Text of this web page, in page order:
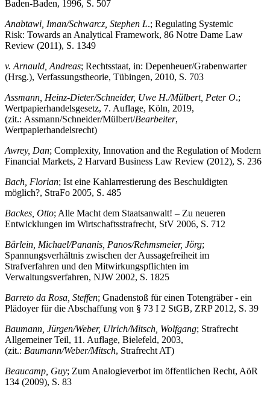
Baden-Baden, 1996, S. 507
Anabtawi, Iman/Schwarcz, Stephen L.; Regulating Systemic
Risk: Towards an Analytical Framework, 86 Notre Dame Law
Review (2011), S. 1349
v. Arnauld, Andreas; Rechtsstaat, in: Depenheuer/Grabenwarter
(Hrsg.), Verfassungstheorie, Tübingen, 2010, S. 703
Assmann, Heinz-Dieter/Schneider, Uwe H./Mülbert, Peter O.;
Wertpapierhandelsgesetz, 7. Auflage, Köln, 2019,
(zit.: Assmann/Schneider/Mülbert/Bearbeiter,
Wertpapierhandelsrecht)
Awrey, Dan; Complexity, Innovation and the Regulation of Modern
Financial Markets, 2 Harvard Business Law Review (2012), S. 236
Bach, Florian; Ist eine Kahlarrestierung des Beschuldigten
möglich?, StraFo 2005, S. 485
Backes, Otto; Alle Macht dem Staatsanwalt! – Zu neueren
Entwicklungen im Wirtschaftsstrafrecht, StV 2006, S. 712
Bärlein, Michael/Pananis, Panos/Rehmsmeier, Jörg;
Spannungsverhältnis zwischen der Aussagefreiheit im
Strafverfahren und den Mitwirkungspflichten im
Verwaltungsverfahren, NJW 2002, S. 1825
Barreto da Rosa, Steffen; Gnadenstoß für einen Totengräber - ein
Plädoyer für die Abschaffung von § 73 I 2 StGB, ZRP 2012, S. 39
Baumann, Jürgen/Weber, Ulrich/Mitsch, Wolfgang; Strafrecht
Allgemeiner Teil, 11. Auflage, Bielefeld, 2003,
(zit.: Baumann/Weber/Mitsch, Strafrecht AT)
Beaucamp, Guy; Zum Analogieverbot im öffentlichen Recht, AöR
134 (2009), S. 83